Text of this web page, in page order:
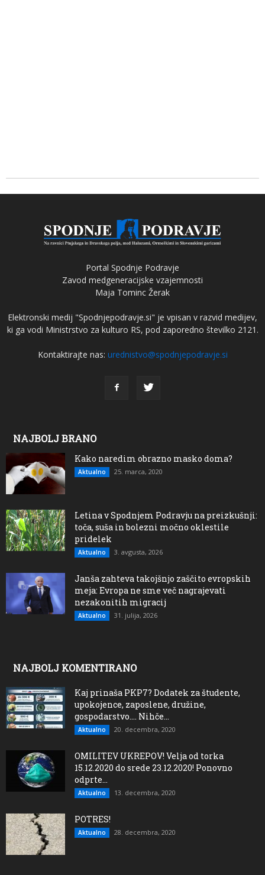
Portal Spodnje Podravje
Zavod medgeneracijske vzajemnosti
Maja Tominc Žerak
Elektronski medij "Spodnjepodravje.si" je vpisan v razvid medijev,
ki ga vodi Ministrstvo za kulturo RS, pod zaporedno številko 2121.
Kontaktirajte nas: urednistvo@spodnjepodravje.si
NAJBOLJ BRANO
Kako naredim obrazno masko doma?
Aktualno 25. marca, 2020
Letina v Spodnjem Podravju na preizkušnji:
toča, suša in bolezni močno oklestile
pridelek
Aktualno 3. avgusta, 2026
Janša zahteva takojšnjo zaščito evropskih
meja: Evropa ne sme več nagrajevati
nezakonitih migracij
Aktualno 31. julija, 2026
NAJBOLJ KOMENTIRANO
Kaj prinaša PKP7? Dodatek za študente,
upokojence, zaposlene, družine,
gospodarstvo…. Nihče...
Aktualno 20. decembra, 2020
OMILITEV UKREPOV! Velja od torka
15.12.2020 do srede 23.12.2020! Ponovno
odprte...
Aktualno 13. decembra, 2020
POTRES!
Aktualno 28. decembra, 2020